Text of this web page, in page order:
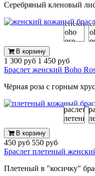
Серебряный кленовый
В корзину
1 300 руб 1 450 руб
Браслет женский Boho
Чёрная роза с горным
В корзину
450 руб 550 руб
Браслет плетеный
Плетеный в "косичку"